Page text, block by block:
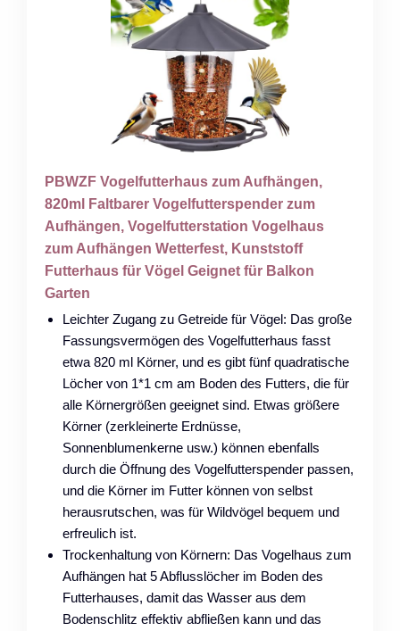
PBWZF Vogelfutterhaus zum Aufhängen,
820ml Faltbarer Vogelfutterspender zum
Aufhängen, Vogelfutterstation Vogelhaus
zum Aufhängen Wetterfest, Kunststoff
Futterhaus für Vögel Geignet für Balkon
Garten
Leichter Zugang zu Getreide für Vögel: Das große
Fassungsvermögen des Vogelfutterhaus fasst
etwa 820 ml Körner, und es gibt fünf quadratische
Löcher von 1*1 cm am Boden des Futters, die für
alle Körnergrößen geeignet sind. Etwas größere
Körner (zerkleinerte Erdnüsse,
Sonnenblumenkerne usw.) können ebenfalls
durch die Öffnung des Vogelfutterspender passen,
und die Körner im Futter können von selbst
herausrutschen, was für Wildvögel bequem und
erfreulich ist.
Trockenhaltung von Körnern: Das Vogelhaus zum
Aufhängen hat 5 Abflusslöcher im Boden des
Futterhauses, damit das Wasser aus dem
Bodenschlitz effektiv abfließen kann und das